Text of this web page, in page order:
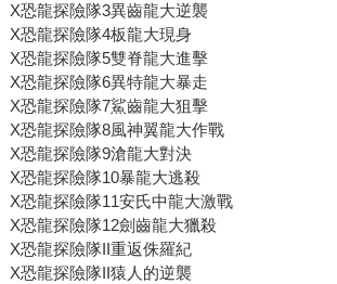
X恐龍探險隊3異齒龍大逆襲
X恐龍探險隊4板龍大現身
X恐龍探險隊5雙脊龍大進擊
X恐龍探險隊6異特龍大暴走
X恐龍探險隊7鯊齒龍大狙擊
X恐龍探險隊8風神翼龍大作戰
X恐龍探險隊9滄龍大對決
X恐龍探險隊10暴龍大逃殺
X恐龍探險隊11安氏中龍大激戰
X恐龍探險隊12劍齒龍大獵殺
X恐龍探險隊II重返侏羅紀
X恐龍探險隊II猿人的逆襲